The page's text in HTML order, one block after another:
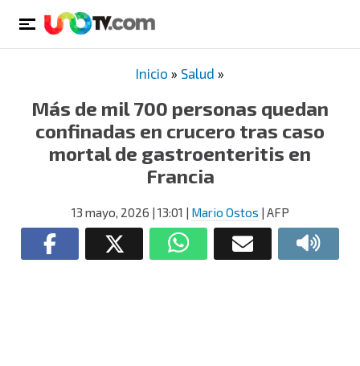
Inicio » Salud »
Más de mil 700 personas quedan
confinadas en crucero tras caso
mortal de gastroenteritis en
Francia
13 mayo, 2026 | 13:01 | Mario Ostos | AFP